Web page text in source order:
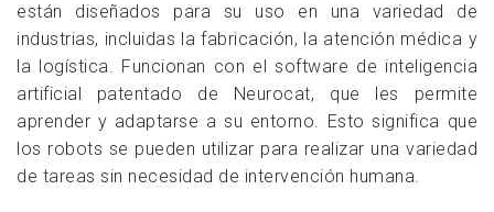
están diseñados para su uso en una variedad de
industrias, incluidas la fabricación, la atención médica y
la logística. Funcionan con el software de inteligencia
artificial patentado de Neurocat, que les permite
aprender y adaptarse a su entorno. Esto significa que
los robots se pueden utilizar para realizar una variedad
de tareas sin necesidad de intervención humana.